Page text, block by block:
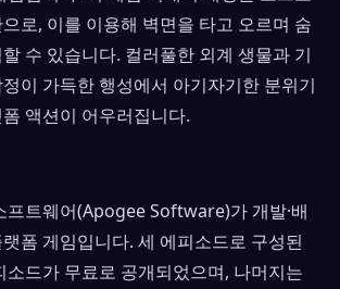
로, 이를 이용해 벽면을 타고 오르며 숨
수 있습니다. 컬러풀한 외계 생물과 기
이 가득한 행성에서 아기자기한 분위기
액션이 어우러집니다.
프트웨어(Apogee Software)가 개발·배
폼 게임입니다. 세 에피소드로 구성된
소드가 무료로 공개되었으며, 나머지는